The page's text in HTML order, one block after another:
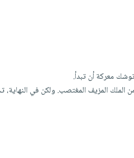
معركة أن تبدأ.
المزيف المغتصب. ولكن في